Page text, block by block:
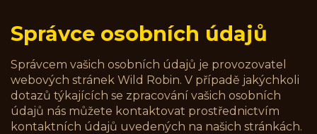
Správce osobních údajů
Správcem vašich osobních údajů je provozovatel
webových stránek Wild Robin. V případě jakýchkoli
dotazů týkajících se zpracování vašich osobních
údajů nás můžete kontaktovat prostřednictvím
kontaktních údajů uvedených na našich stránkách.